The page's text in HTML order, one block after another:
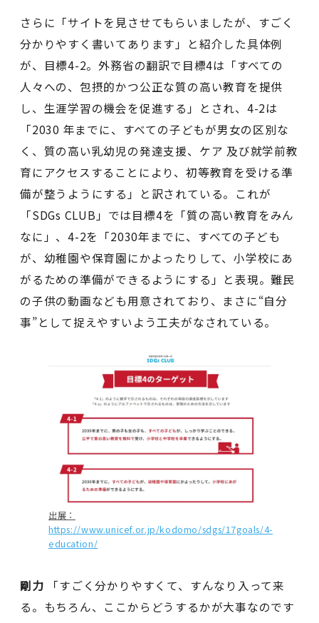
さらに「サイトを見させてもらいましたが、すごく
分かりやすく書いてあります」と紹介した具体例
が、目標4-2。外務省の翻訳で目標4は「すべての
人々への、包摂的かつ公正な質の高い教育を提供
し、生涯学習の機会を促進する」とされ、4-2は
「2030 年までに、すべての子どもが男女の区別な
く、質の高い乳幼児の発達支援、ケア 及び就学前教
育にアクセスすることにより、初等教育を受ける準
備が整うようにする」と訳されている。これが
「SDGs CLUB」では目標4を「質の高い教育をみん
なに」、4-2を「2030年までに、すべての子ども
が、幼稚園や保育園にかよったりして、小学校にあ
がるための準備ができるようにする」と表現。難民
の子供の動画なども用意されており、まさに“自分
事”として捉えやすいよう工夫がなされている。
出展：
https://www.unicef.or.jp/kodomo/sdgs/17goals/4-
education/
剛力 「すごく分かりやすくて、すんなり入って来
る。もちろん、ここからどうするかが大事なのです